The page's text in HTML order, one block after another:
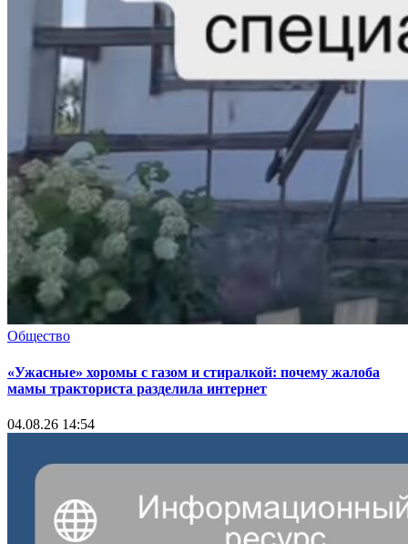
Общество
«Ужасные» хоромы с газом и стиралкой: почему жалоба
мамы тракториста разделила интернет
04.08.26 14:54